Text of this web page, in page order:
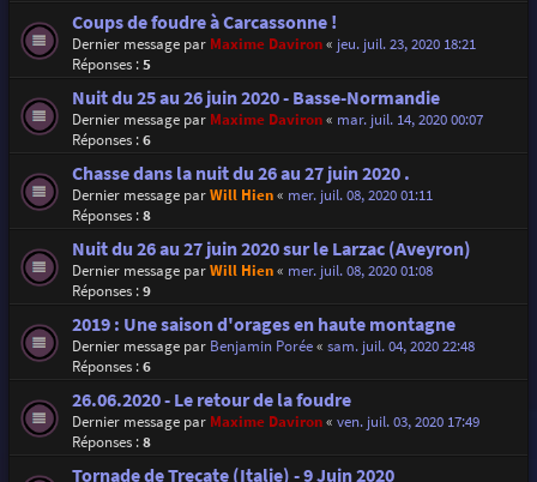
Coups de foudre à Carcassonne !
Dernier message par Maxime Daviron« jeu. juil. 23, 2020 18:21
Réponses :5
Nuit du 25 au 26 juin 2020 - Basse-Normandie
Dernier message par Maxime Daviron« mar. juil. 14, 2020 00:07
Réponses :6
Chasse dans la nuit du 26 au 27 juin 2020 .
Dernier message parWill Hien« mer. juil. 08, 2020 01:11
Réponses :8
Nuit du 26 au 27 juin 2020 sur le Larzac (Aveyron)
Dernier message parWill Hien« mer. juil. 08, 2020 01:08
Réponses :9
2019 : Une saison d'orages en haute montagne
Dernier message par Benjamin Porée« sam. juil. 04, 2020 22:48
Réponses :6
26.06.2020 - Le retour de la foudre
Dernier message par Maxime Daviron« ven. juil. 03, 2020 17:49
Réponses :8
Tornade de Trecate (Italie) - 9 Juin 2020